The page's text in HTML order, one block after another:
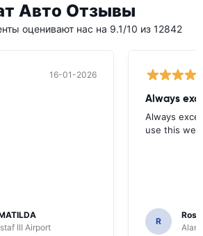
Авто Отзывы
оценивают нас на 9.1/10 из 12842
16-01-2026
III Airport
Always
Always
use this
R